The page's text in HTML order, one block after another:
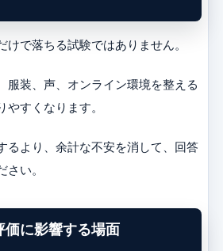
けで落ちる試験ではありません。
服装、声、オンライン環境を整える
やすくなります。
るより、余計な不安を消して、回答
い。
価に影響する場面